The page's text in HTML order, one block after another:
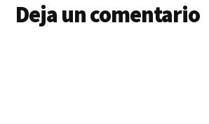
Deja un comentario